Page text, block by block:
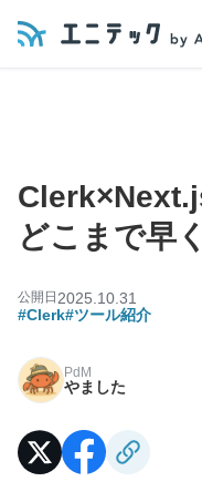
どこまで早
公開日 2025.10.31
#Clerk#ツール紹介
PdM
やました